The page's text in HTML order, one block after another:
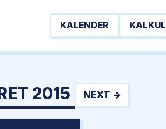
KALENDER
2015 NEXT →